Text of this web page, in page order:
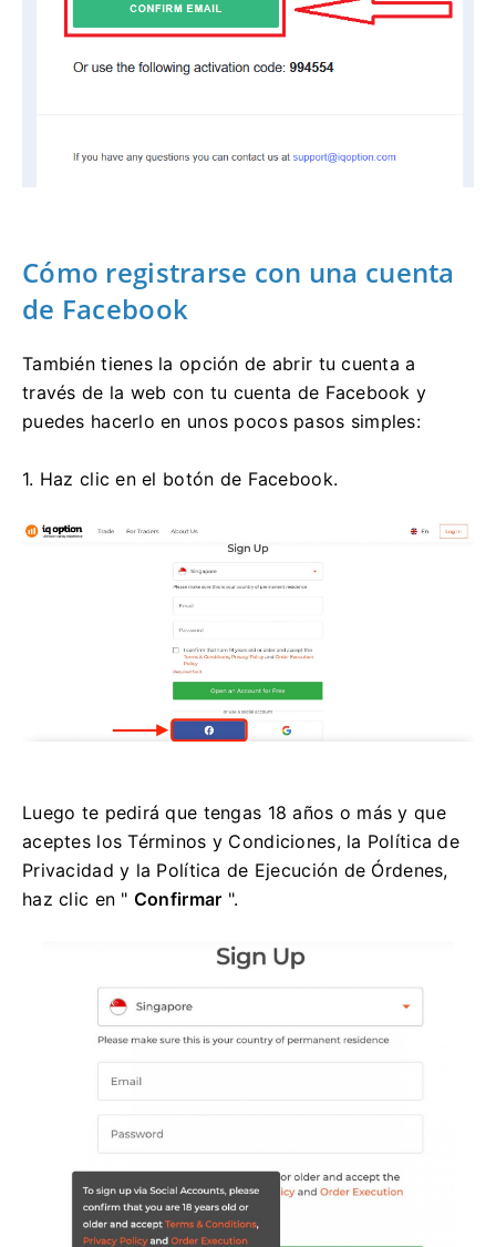
Cómo registrarse con una cuenta
de Facebook
También tienes la opción de abrir tu cuenta a
través de la web con tu cuenta de Facebook y
puedes hacerlo en unos pocos pasos simples:
1. Haz clic en el botón de Facebook.
Luego te pedirá que tengas 18 años o más y que
aceptes los Términos y Condiciones, la Política de
Privacidad y la Política de Ejecución de Órdenes,
haz clic en " Confirmar ".